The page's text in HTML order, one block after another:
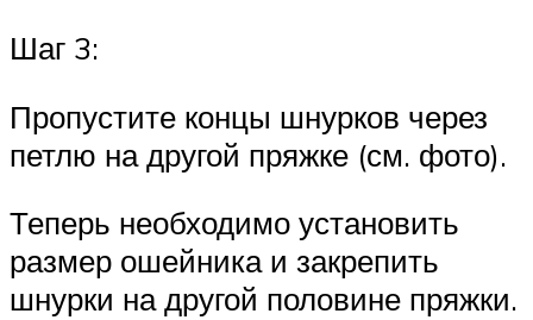
Шаг 3:
Пропустите концы шнурков через
петлю на другой пряжке (см. фото).
Теперь необходимо установить
размер ошейника и закрепить
шнурки на другой половине пряжки.